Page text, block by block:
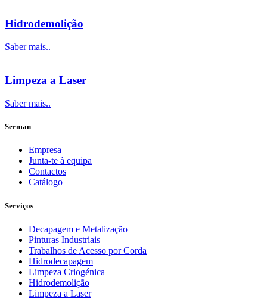
Hidrodemolição
Saber mais..
Limpeza a Laser
Saber mais..
Serman
Empresa
Junta-te à equipa
Contactos
Catálogo
Serviços
Decapagem e Metalização
Pinturas Industriais
Trabalhos de Acesso por Corda
Hidrodecapagem
Limpeza Criogénica
Hidrodemolição
Limpeza a Laser